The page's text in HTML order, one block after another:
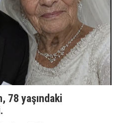
78 yaşındaki